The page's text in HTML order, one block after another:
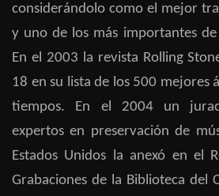
considerándolo como el mejor
y uno de los más importantes
En el 2003 la revista Rolling
18 en su lista de los 500 mejores
tiempos. En el 2004 un
expertos en preservación de
Estados Unidos la anexó en el
Grabaciones de la Biblioteca del